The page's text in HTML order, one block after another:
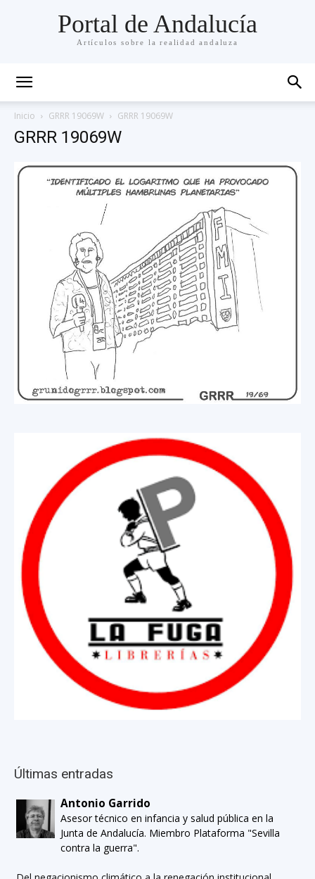
Portal de Andalucía
Artículos sobre la realidad andaluza
Inicio GRRR 19069W GRRR 19069W
GRRR 19069W
Últimas entradas
Antonio Garrido
Asesor técnico en infancia y salud pública en la
Junta de Andalucía. Miembro Plataforma "Sevilla
contra la guerra".